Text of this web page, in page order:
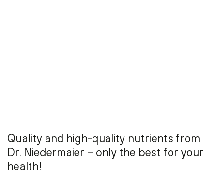
Quality and high-quality nutrients from
Dr. Niedermaier – only the best for your
health!